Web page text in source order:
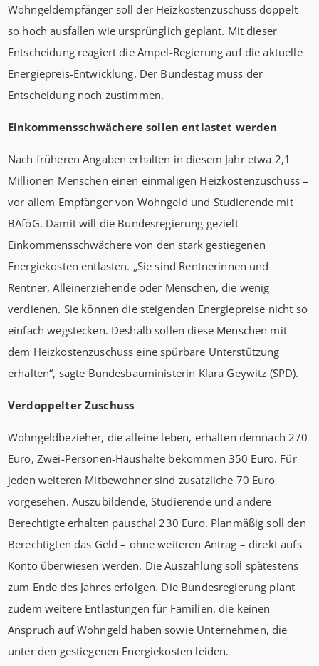
Wohngeldempfänger soll der Heizkostenzuschuss doppelt
so hoch ausfallen wie ursprünglich geplant. Mit dieser
Entscheidung reagiert die Ampel-Regierung auf die aktuelle
Energiepreis-Entwicklung. Der Bundestag muss der
Entscheidung noch zustimmen.
Einkommensschwächere sollen entlastet werden
Nach früheren Angaben erhalten in diesem Jahr etwa 2,1
Millionen Menschen einen einmaligen Heizkostenzuschuss –
vor allem Empfänger von Wohngeld und Studierende mit
BAföG. Damit will die Bundesregierung gezielt
Einkommensschwächere von den stark gestiegenen
Energiekosten entlasten. „Sie sind Rentnerinnen und
Rentner, Alleinerziehende oder Menschen, die wenig
verdienen. Sie können die steigenden Energiepreise nicht so
einfach wegstecken. Deshalb sollen diese Menschen mit
dem Heizkostenzuschuss eine spürbare Unterstützung
erhalten“, sagte Bundesbauministerin Klara Geywitz (SPD).
Verdoppelter Zuschuss
Wohngeldbezieher, die alleine leben, erhalten demnach 270
Euro, Zwei-Personen-Haushalte bekommen 350 Euro. Für
jeden weiteren Mitbewohner sind zusätzliche 70 Euro
vorgesehen. Auszubildende, Studierende und andere
Berechtigte erhalten pauschal 230 Euro. Planmäßig soll den
Berechtigten das Geld – ohne weiteren Antrag – direkt aufs
Konto überwiesen werden. Die Auszahlung soll spätestens
zum Ende des Jahres erfolgen. Die Bundesregierung plant
zudem weitere Entlastungen für Familien, die keinen
Anspruch auf Wohngeld haben sowie Unternehmen, die
unter den gestiegenen Energiekosten leiden.